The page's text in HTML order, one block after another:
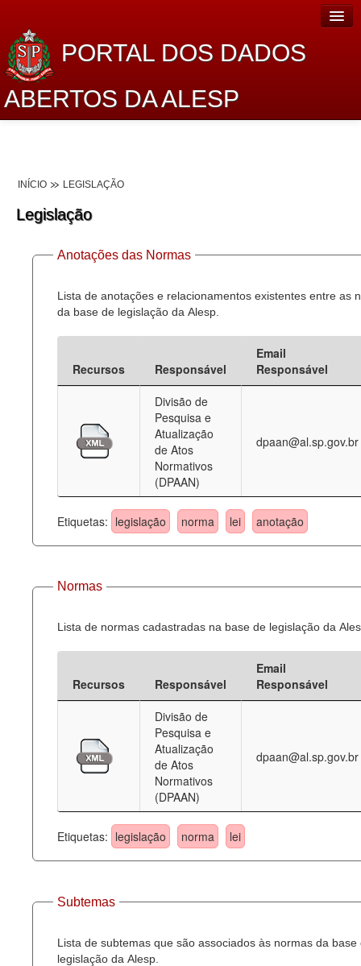
PORTAL DOS DADOS
ABERTOS DA ALESP
Dados Abertos Alesp
Lei de Acesso à Informação
Dados Governamentais Abertos
Planejamento
Deputados Estaduais
Legislação
Perguntas frequentes
Contato
INÍCIO LEGISLAÇÃO
Legislação
Anotações das Normas
Lista de anotações e relacionamentos existentes entre as
da base de legislação da Alesp.
Recursos Responsável
Email
Responsável
Divisão de
Pesquisa e
Atualização
de Atos
Normativos
(DPAAN)
dpaan@al.sp.gov.br
Etiquetas: legislação norma lei anotação
Normas
Lista de normas cadastradas na base de legislação da
Recursos Responsável
Email
Responsável
Divisão de
Pesquisa e
Atualização
de Atos
Normativos
(DPAAN)
dpaan@al.sp.gov.br
Etiquetas: legislação norma lei
Subtemas
Lista de subtemas que são associados às normas da base
legislação da Alesp.